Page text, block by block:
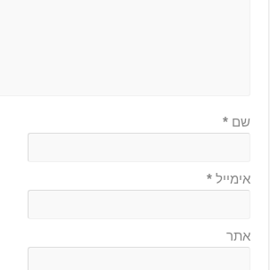
שם *
אימייל *
אתר